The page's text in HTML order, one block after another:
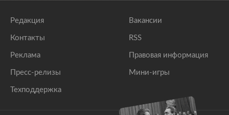
Редакция
Контакты
Реклама
Пресс-релизы
Техподдержка
Вакансии
RSS
Правовая информация
Мини-игры